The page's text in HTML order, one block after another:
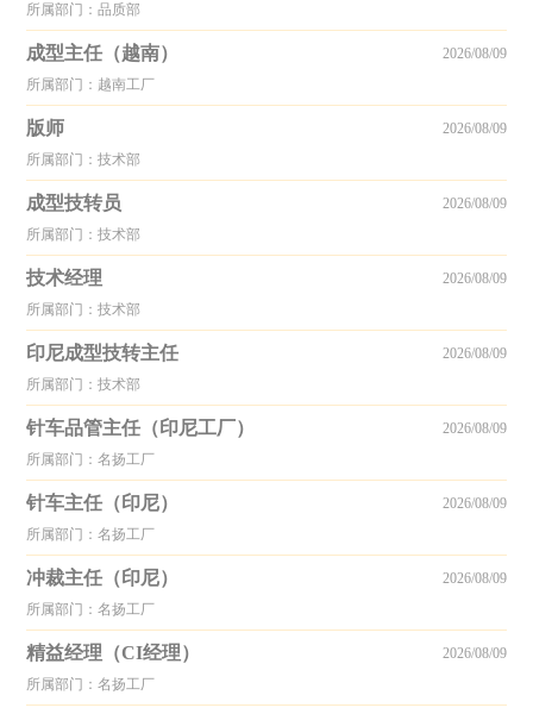
所属部门：品质部
成型主任（越南）
所属部门：越南工厂
2026/08/09
版师
所属部门：技术部
2026/08/09
成型技转员
所属部门：技术部
2026/08/09
技术经理
所属部门：技术部
2026/08/09
印尼成型技转主任
所属部门：技术部
2026/08/09
针车品管主任（印尼工厂）
所属部门：名扬工厂
2026/08/09
针车主任（印尼）
所属部门：名扬工厂
2026/08/09
冲裁主任（印尼）
所属部门：名扬工厂
2026/08/09
精益经理（CI经理）
所属部门：名扬工厂
2026/08/09